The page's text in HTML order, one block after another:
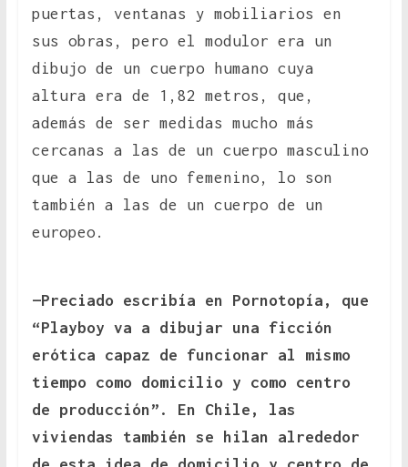
puertas, ventanas y mobiliarios en
sus obras, pero el modulor era un
dibujo de un cuerpo humano cuya
altura era de 1,82 metros, que,
además de ser medidas mucho más
cercanas a las de un cuerpo masculino
que a las de uno femenino, lo son
también a las de un cuerpo de un
europeo.
—Preciado escribía en Pornotopía, que
“Playboy va a dibujar una ficción
erótica capaz de funcionar al mismo
tiempo como domicilio y como centro
de producción”. En Chile, las
viviendas también se hilan alrededor